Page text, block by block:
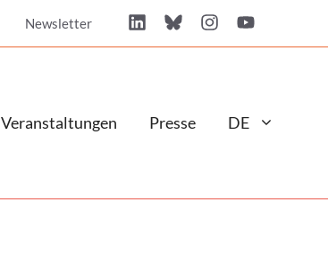
Newsletter
Veranstaltungen Presse DE